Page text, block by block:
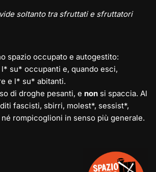
soltanto tra sfruttati e sfruttatori
spazio occupato e autogestito:
su* occupanti e, quando esci,
e l* su* abitanti.
di droghe pesanti, e non si spaccia. Al
fascisti, sbirri, molest*, sessist*,
rompicoglioni in senso più generale.